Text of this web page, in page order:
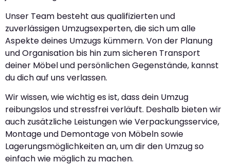
Unser Team besteht aus qualifizierten und
zuverlässigen Umzugsexperten, die sich um alle
Aspekte deines Umzugs kümmern. Von der Planung
und Organisation bis hin zum sicheren Transport
deiner Möbel und persönlichen Gegenstände, kannst
du dich auf uns verlassen.
Wir wissen, wie wichtig es ist, dass dein Umzug
reibungslos und stressfrei verläuft. Deshalb bieten wir
auch zusätzliche Leistungen wie Verpackungsservice,
Montage und Demontage von Möbeln sowie
Lagerungsmöglichkeiten an, um dir den Umzug so
einfach wie möglich zu machen.